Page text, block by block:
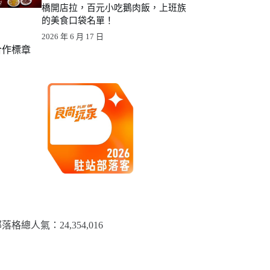
橋開店拉，百元小吃鵝肉飯，上班族
的美食口袋名單！
2026 年 6 月 17 日
作標章
格總人氣：​24,354,016